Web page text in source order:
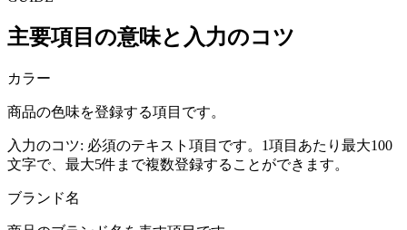
主要項目の意味と入力のコツ
カラー
商品の色味を登録する項目です。
入力のコツ: 必須のテキスト項目です。1項目あたり最大100
文字で、最大5件まで複数登録することができます。
ブランド名